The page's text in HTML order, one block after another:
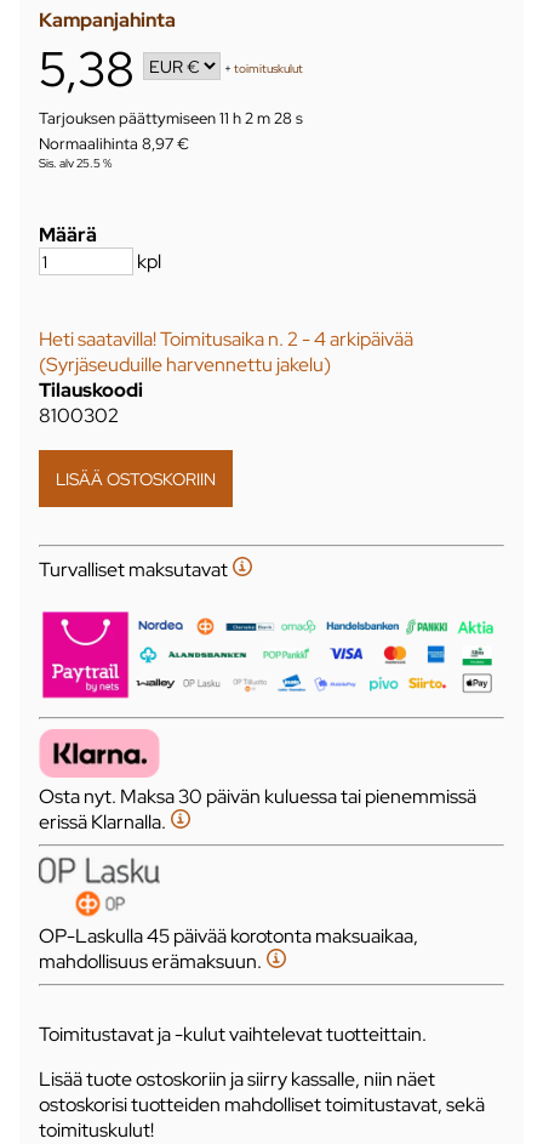
Kampanjahinta
5,38 +toimituskulut
Tarjouksen päättymiseen11 h 2 m 27 s
Normaalihinta 8,97 €
Sis. alv 25.5 %
Määrä
kpl
Heti saatavilla! Toimitusaika n. 2 - 4 arkipäivää
(Syrjäseuduille harvennettu jakelu)
Tilauskoodi
8100302
Turvalliset maksutavat
Osta nyt. Maksa 30 päivän kuluessa tai pienemmissä
erissä Klarnalla.
OP-Laskulla 45 päivää korotonta maksuaikaa,
mahdollisuus erämaksuun.
Toimitustavat ja -kulut vaihtelevat tuotteittain.
Lisää tuote ostoskoriin ja siirry kassalle, niin näet
ostoskorisi tuotteiden mahdolliset toimitustavat, sekä
toimituskulut!